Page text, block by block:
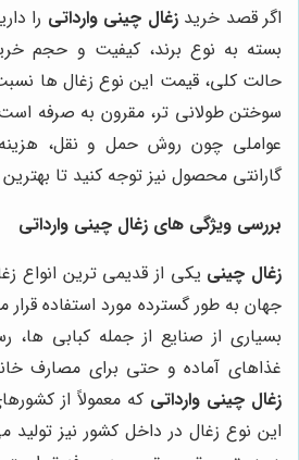
اگر قصد خریدزغال چینی وارداتی را
بسته به نوع برند، کیفیت و حجم
حالت کلی، قیمت این نوع زغال ها
سوختن طولانی تر، مقرون به صرفه
عواملی چون روش حمل و نقل،
گارانتی محصول نیز توجه کنید تا
بررسی ویژگی های زغال چینی وارداتی
زغال چینی یکی از قدیمی ترین انواع
جهان به طور گسترده مورد استفاده
بسیاری از صنایع از جمله کبابی ها،
غذاهای آماده و حتی برای مصارف
زغال چینی وارداتی که معمولاً از
این نوع زغال در داخل کشور نیز